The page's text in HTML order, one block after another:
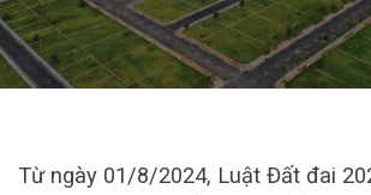
Từ ngày 01/8/2024, Luật Đất đai